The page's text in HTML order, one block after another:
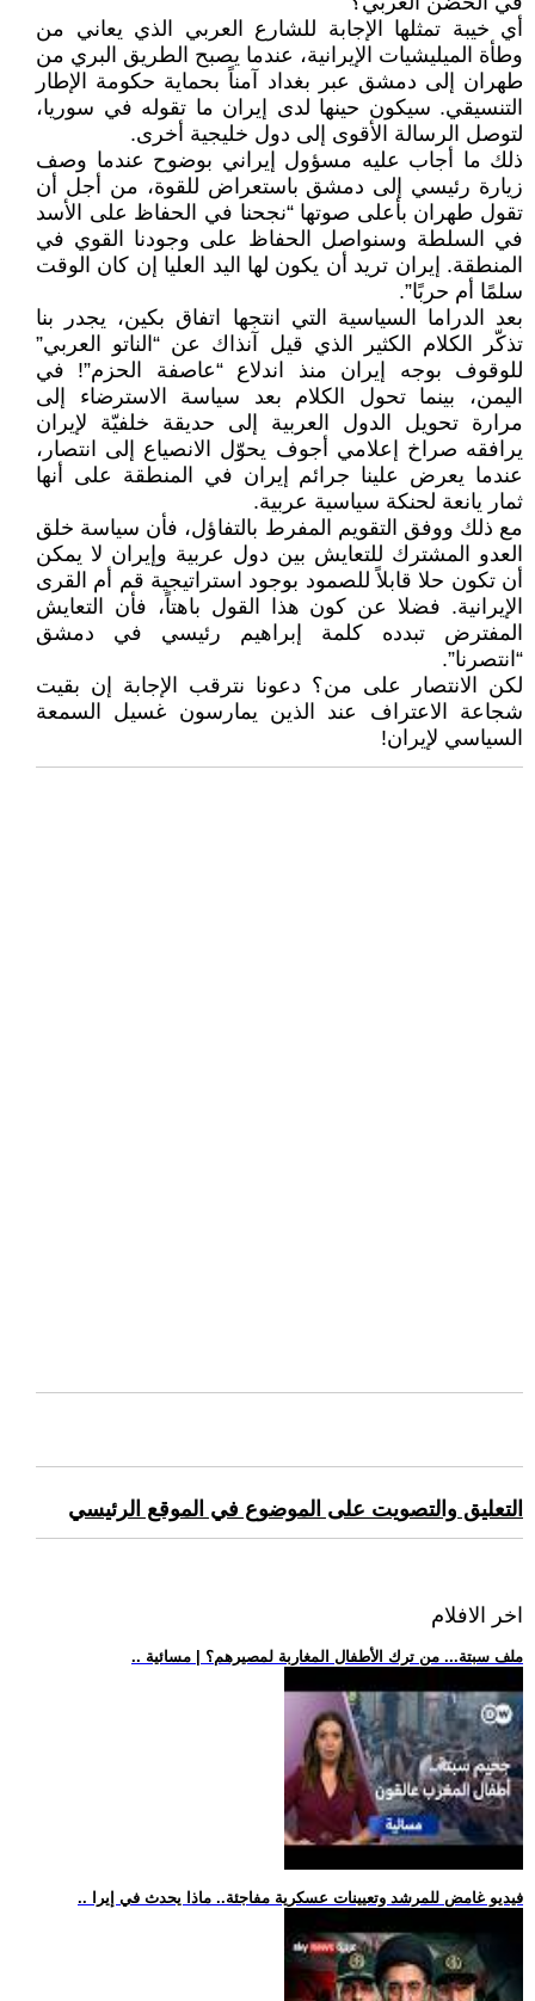
أي خيبة تمثلها الإجابة للشارع العربي الذي يعاني من
وطأة الميليشيات الإيرانية، عندما يصبح الطريق البري من
طهران إلى دمشق عبر بغداد آمناً بحماية حكومة الإطار
التنسيقي. سيكون حينها لدى إيران ما تقوله في سوريا،
لتوصل الرسالة الأقوى إلى دول خليجية أخرى.
ذلك ما أجاب عليه مسؤول إيراني بوضوح عندما وصف
زيارة رئيسي إلى دمشق باستعراض للقوة، من أجل أن
تقول طهران بأعلى صوتها “نجحنا في الحفاظ على الأسد
في السلطة وسنواصل الحفاظ على وجودنا القوي في
المنطقة. إيران تريد أن يكون لها اليد العليا إن كان الوقت
سلمًا أم حربًا”.
بعد الدراما السياسية التي انتجها اتفاق بكين، يجدر بنا
تذكّر الكلام الكثير الذي قيل آنذاك عن “الناتو العربي”
للوقوف بوجه إيران منذ اندلاع “عاصفة الحزم”! في
اليمن، بينما تحول الكلام بعد سياسة الاسترضاء إلى
مرارة تحويل الدول العربية إلى حديقة خلفيّة لإيران
يرافقه صراخ إعلامي أجوف يحوّل الانصياع إلى انتصار،
عندما يعرض علينا جرائم إيران في المنطقة على أنها
ثمار يانعة لحنكة سياسية عربية.
مع ذلك ووفق التقويم المفرط بالتفاؤل، فأن سياسة خلق
العدو المشترك للتعايش بين دول عربية وإيران لا يمكن
أن تكون حلا قابلاً للصمود بوجود استراتيجية قم أم القرى
الإيرانية. فضلا عن كون هذا القول باهتاً، فأن التعايش
المفترض تبدده كلمة إبراهيم رئيسي في دمشق
“انتصرنا”.
لكن الانتصار على من؟ دعونا نترقب الإجابة إن بقيت
شجاعة الاعتراف عند الذين يمارسون غسيل السمعة
السياسي لإيران!
التعليق والتصويت على الموضوع في الموقع الرئيسي
اخر الافلام
.. ملف سبتة... من ترك الأطفال المغاربة لمصيرهم؟ | مسائية
.. فيديو غامض للمرشد وتعيينات عسكرية مفاجئة.. ماذا يحدث في إيرا